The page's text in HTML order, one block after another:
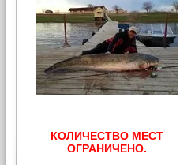
КОЛИЧЕСТВО МЕСТ
ОГРАНИЧЕНО.